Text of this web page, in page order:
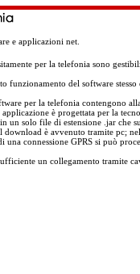
e applicazioni net.
per la telefonia sono
funzionamento del software
per la telefonia contengono
è progettata per la
un solo file di estensione .jar che
è avvenuto tramite pc;
connessione GPRS si può
un collegamento tramite